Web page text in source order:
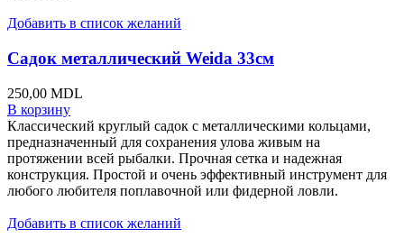
Добавить в список желаний
Садок металлический Weida 33см
250,00 MDL
В корзину
Классический круглый садок с металлическими кольцами,
предназначенный для сохранения улова живым на
протяжении всей рыбалки. Прочная сетка и надежная
конструкция. Простой и очень эффективный инструмент для
любого любителя поплавочной или фидерной ловли.
Добавить в список желаний